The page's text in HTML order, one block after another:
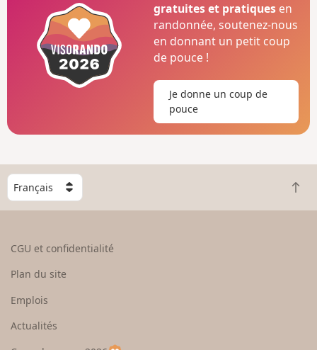
gratuites et pratiques en
randonnée, soutenez-nous
en donnant un petit coup
de pouce !
Je donne un coup de
pouce
C
h
o
e
u
R
e
CGU et confidentialité
Plan du site
Emplois
Actualités